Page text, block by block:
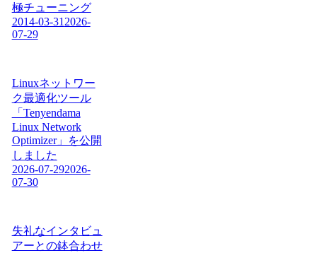
極チューニング
2014-03-31 2026-
07-29
Linuxネットワー
ク最適化ツール
「Tenyendama
Linux Network
Optimizer」を公開
しました
2026-07-292026-
07-30
失礼なインタビュ
アーとの鉢合わせ